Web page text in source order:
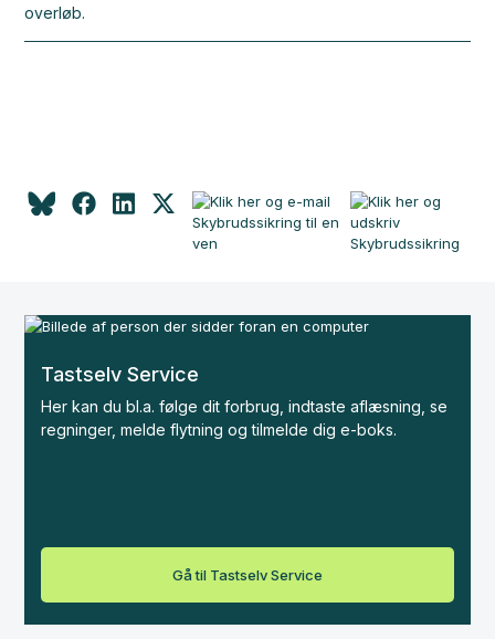
overløb.
Tastselv Service
Her kan du bl.a. følge dit forbrug, indtaste aflæsning, se
regninger, melde flytning og tilmelde dig e-boks.
Gå til Tastselv Service